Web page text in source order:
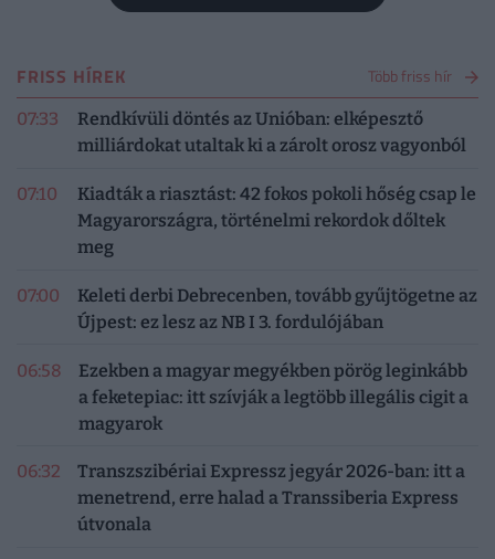
FRISS HÍREK Több friss hír
07:33
Rendkívüli döntés az Unióban: elképesztő
milliárdokat utaltak ki a zárolt orosz vagyonból
07:10
Kiadták a riasztást: 42 fokos pokoli hőség csap le
Magyarországra, történelmi rekordok dőltek
meg
07:00
Keleti derbi Debrecenben, tovább gyűjtögetne az
Újpest: ez lesz az NB I 3. fordulójában
06:58
Ezekben a magyar megyékben pörög leginkább
a feketepiac: itt szívják a legtöbb illegális cigit a
magyarok
06:32
Transzszibériai Expressz jegyár 2026-ban: itt a
menetrend, erre halad a Transsiberia Express
útvonala